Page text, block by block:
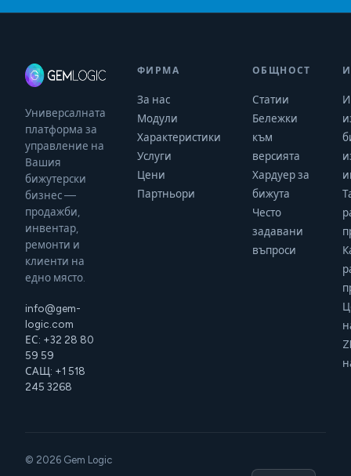
Универсалната
платформа за
управление на
Вашия
бижутерски
бизнес —
продажби,
инвентар,
ремонти и
клиенти на
едно място.
info@gem-
logic.com
ЕС: +32 28 80
59 59
САЩ: +1 518
245 3268
ФИРМА
За нас
Модули
Характеристики
Услуги
Цени
Партньори
ОБЩНОСТ
Статии
Бележки
към
версията
Хардуер за
бижута
Често
задавани
въпроси
© 2026 Gem Logic